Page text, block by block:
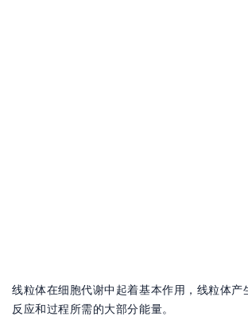
线粒体在细胞代谢中起着基本作用，线粒体产
反应和过程所需的大部分能量。